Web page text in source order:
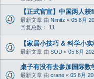
【正式官宣】中国两人
最新文章 由 Nimitz « 05 8月
回复总数： 11
【家居小技巧 & 科学小实
最新文章 由 SOD « 05 8月
桌子有没有去参加国际数
最新文章 由 crane « 05 8月